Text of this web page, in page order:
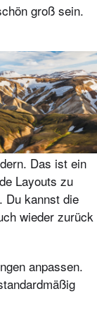
groß sein.
Das ist ein
Layouts zu
Du kannst die
wieder zurück
anpassen.